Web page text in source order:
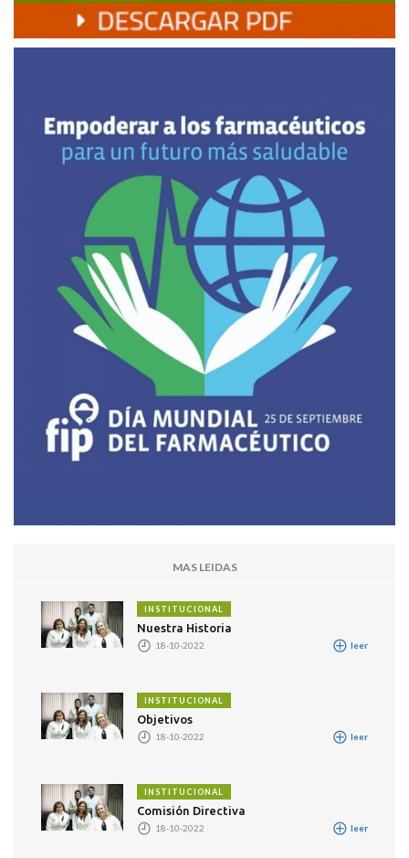
MAS LEIDAS
INSTITUCIONAL
Nuestra Historia
18-10-2022 leer
INSTITUCIONAL
Objetivos
18-10-2022 leer
INSTITUCIONAL
Comisión Directiva
18-10-2022 leer